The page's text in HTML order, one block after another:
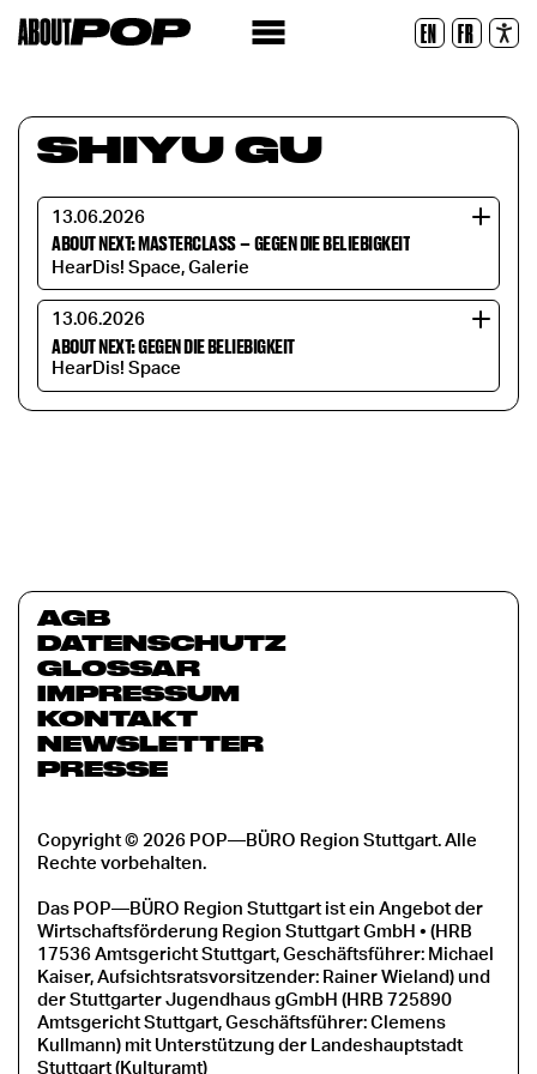
EN FR
Zurücksetzen
SHIYU GU
13.06.2026
ABOUT NEXT: MASTERCLASS–GEGEN DIE BELIEBIGKEIT
HearDis! Space, Galerie
13.06.2026
ABOUT NEXT: GEGEN DIE BELIEBIGKEIT
HearDis! Space
AGB
DATENSCHUTZ
GLOSSAR
IMPRESSUM
KONTAKT
NEWSLETTER
PRESSE
Copyright © 2026 POP—BÜRO Region Stuttgart. Alle
Rechte vorbehalten.
Das POP—BÜRO Region Stuttgart ist ein Angebot der
Wirtschaftsförderung Region Stuttgart GmbH • (HRB
17536 Amtsgericht Stuttgart, Geschäftsführer: Michael
Kaiser, Aufsichtsratsvorsitzender: Rainer Wieland) und
der Stuttgarter Jugendhaus gGmbH (HRB 725890
Amtsgericht Stuttgart, Geschäftsführer: Clemens
Kullmann) mit Unterstützung der Landeshauptstadt
Stuttgart (Kulturamt)